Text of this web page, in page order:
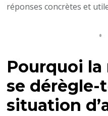
réponses concrètes et
Pourquoi
se dérègle-
situation